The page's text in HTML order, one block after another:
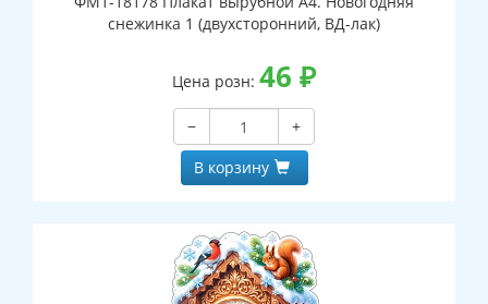
снежинка 1 (двухсторонний, ВД-лак)
Цена розн: 46 ₽
−
+
В корзину